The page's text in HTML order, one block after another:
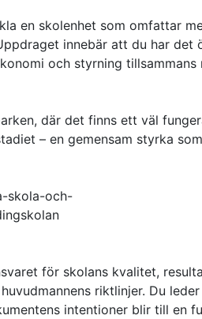
en skolenhet som omfattar
innebär att du har det
och styrning tillsammans
där det finns ett väl
– en gemensam styrka
skola-och-
för skolans kvalitet,
riktlinjer. Du
intentioner blir till en